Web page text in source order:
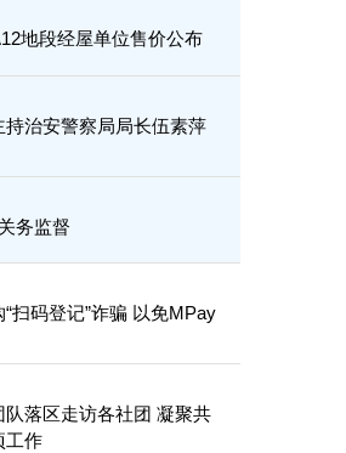
地段经屋单位售价公布
治安警察局局长伍素萍
务监督
扫码登记”诈骗 以免MPay
落区走访各社团 凝聚共
工作